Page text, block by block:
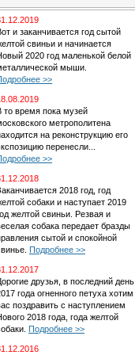
и заканчивается год сытой
свиньи и начинается
2020 год маленькой белой
мыши.
>>
то время пока музей
метрополитена
на реконструкцию его
перенесли...
>>
2018 год, год
собаки и наступает 2019
желтой свиньи. Резвая и
собака передает бразды
сытой и спокойной
Подробнее >>
друзья, в последний день
года огненного петуха хотим
поздравить с наступлением
2018 года, года желтой
Подробнее >>